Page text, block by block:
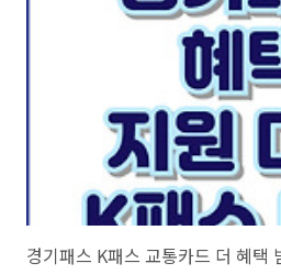
경기패스 K패스 교통카드 더 혜택